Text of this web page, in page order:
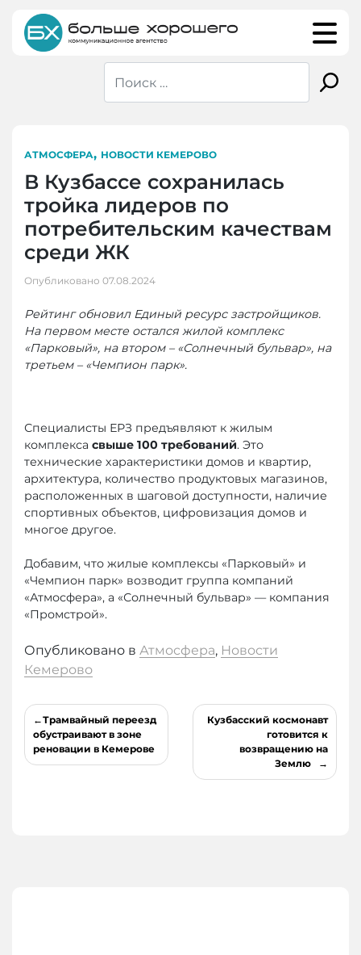
content
АТМОСФЕРА, НОВОСТИ КЕМЕРОВО
В Кузбассе сохранилась
тройка лидеров по
потребительским качествам
среди ЖК
Опубликовано 07.08.2024
Рейтинг обновил Единый ресурс застройщиков.
На первом месте остался жилой комплекс
«Парковый», на втором – «Солнечный бульвар», на
третьем – «Чемпион парк».
Специалисты ЕРЗ предъявляют к жилым
комплекса свыше 100 требований. Это
технические характеристики домов и квартир,
архитектура, количество продуктовых магазинов,
расположенных в шаговой доступности, наличие
спортивных объектов, цифровизация домов и
многое другое.
Добавим, что жилые комплексы «Парковый» и
«Чемпион парк» возводит группа компаний
«Атмосфера», а «Солнечный бульвар» — компания
«Промстрой».
Опубликовано в Атмосфера, Новости
Кемерово
Навигация
по
записям
Трамвайный переезд
обустраивают в зоне
реновации в Кемерове
Кузбасский космонавт
готовится к
возвращению на
Землю